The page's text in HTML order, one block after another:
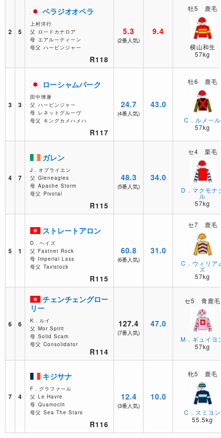
2 5
ベラジオオペラ
上村洋行
父 ロードカナロア
母 エアルーティーン
母父 ハービンジャー
R118
5.3
(2番人気)
9.4
牡5 鹿毛
横山和生
57kg
3 3
ローシャムパーク
田中博康
父 ハービンジャー
母 レネットグルーヴ
母父 キングカメハメハ
R117
24.7
(4番人気)
43.0
牡6 鹿毛
C．ルメール
57kg
4 7
ガレン
J．オブライエン
父 Gleneagles
母 Apache Storm
母父 Pivotal
R115
48.3
(5番人気)
34.0
セ4 栗毛
D．マクモナ
ル
57kg
5 1
ストレートアロン
D．ヘイズ
父 Fastnet Rock
母 Imperial Lass
母父 Tavistock
R115
60.8
(6番人気)
31.0
セ7 鹿毛
C．ウィリア
ズ
57kg
6 6
チェンチェングロー
リー
K．ルイ
父 Mor Spirit
母 Solid Scam
母父 Consolidator
R114
127.4
(7番人気)
47.0
セ5 青鹿毛
M．ギュイヨ
57kg
7 4
キジサナ
F．グラファール
父 Le Havre
母 Quamoclit
母父 Sea The Stars
R116
12.4
(3番人気)
10.0
牝5 鹿毛
C．スミヨン
55.5kg